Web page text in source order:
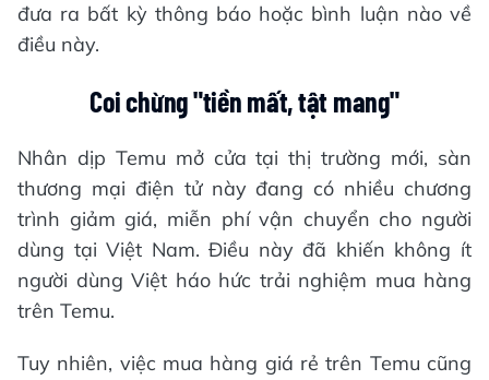
đưa ra bất kỳ thông báo hoặc bình luận nào về
điều này.
Coi chừng "tiền mất, tật mang"
Nhân dịp Temu mở cửa tại thị trường mới, sàn
thương mại điện tử này đang có nhiều chương
trình giảm giá, miễn phí vận chuyển cho người
dùng tại Việt Nam. Điều này đã khiến không ít
người dùng Việt háo hức trải nghiệm mua hàng
trên Temu.
Tuy nhiên, việc mua hàng giá rẻ trên Temu cũng